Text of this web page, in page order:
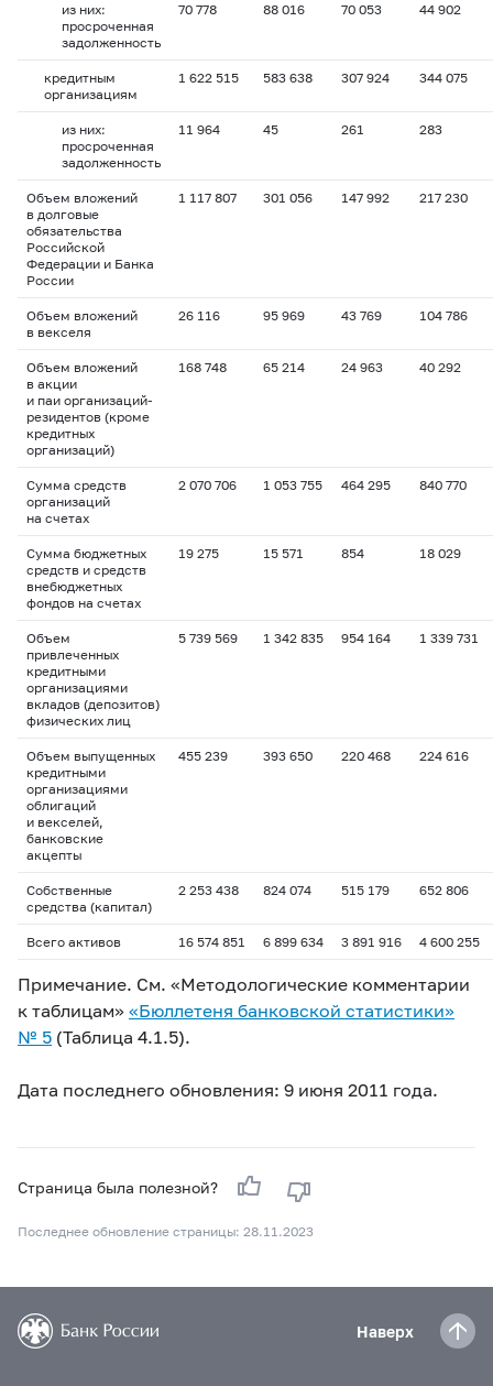
из них:
просроченная
задолженность
70 778 88 016 70 053 44 902
кредитным
организациям
1 622 515 583 638 307 924 344 075
из них:
просроченная
задолженность
11 964 45 261 283
Объем вложений
в долговые
обязательства
Российской
Федерации и Банка
России
1 117 807 301 056 147 992 217 230
Объем вложений
в векселя
26 116 95 969 43 769 104 786
Объем вложений
в акции
и паи организаций-
резидентов (кроме
кредитных
организаций)
168 748 65 214 24 963 40 292
Сумма средств
организаций
на счетах
2 070 706 1 053 755 464 295 840 770
Сумма бюджетных
средств и средств
внебюджетных
фондов на счетах
19 275 15 571 854 18 029
Объем
привлеченных
кредитными
организациями
вкладов (депозитов)
физических лиц
5 739 569 1 342 835 954 164 1 339 731
Объем выпущенных
кредитными
организациями
облигаций
и векселей,
банковские
акцепты
455 239 393 650 220 468 224 616
Собственные
средства (капитал)
2 253 438 824 074 515 179 652 806
Всего активов 16 574 851 6 899 634 3 891 916 4 600 255
Примечание. См. «Методологические комментарии
к таблицам» «Бюллетеня банковской статистики»
№ 5 (Таблица 4.1.5).
Дата последнего обновления: 9 июня 2011 года.
Страница была полезной?
Последнее обновление страницы: 28.11.2023
Наверх